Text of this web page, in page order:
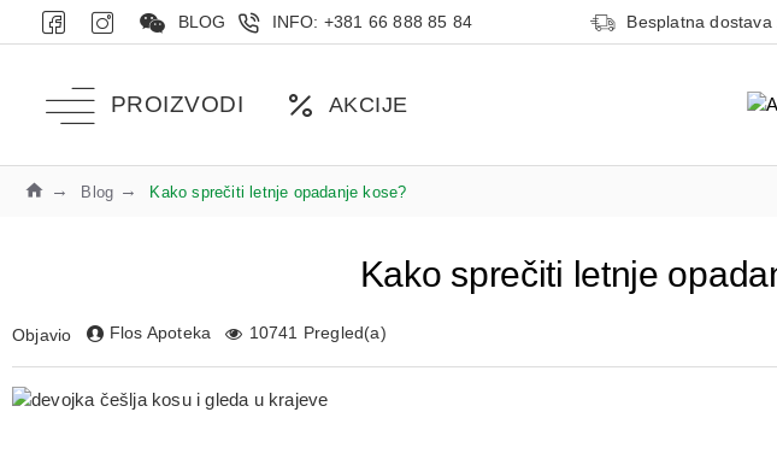
BLOG INFO: +381 66 888 85 84 Besplatna
PROIZVODI AKCIJE
Blog Kako sprečiti letnje opadanje kose?
Kako sprečiti letnje
Objavio Flos Apoteka 10741 Pregled(a)